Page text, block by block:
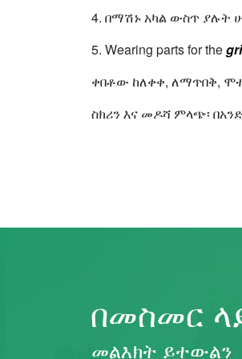
4. በማሽኑ አካል ውስጥ ያሉት
5. Wearing parts for the
ቀበቶው ከለቀቀ, ለማጥበቅ,
ስክሪን እና መዶሻ ምላጭ፡
በመስመር
መልእክት ይተውልን